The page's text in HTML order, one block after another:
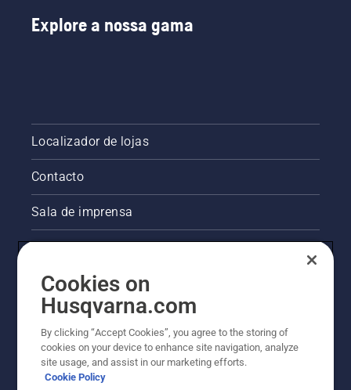
Explore a nossa gama
Localizador de lojas
Contacto
Sala de imprensa
Outros websites da Husqvarna
A abordagem da Husqvarna à sustentabilidade
Cookies on
Husqvarna.com
By clicking “Accept Cookies”, you agree to the storing of
cookies on your device to enhance site navigation, analyze
site usage, and assist in our marketing efforts.
Cookie Policy